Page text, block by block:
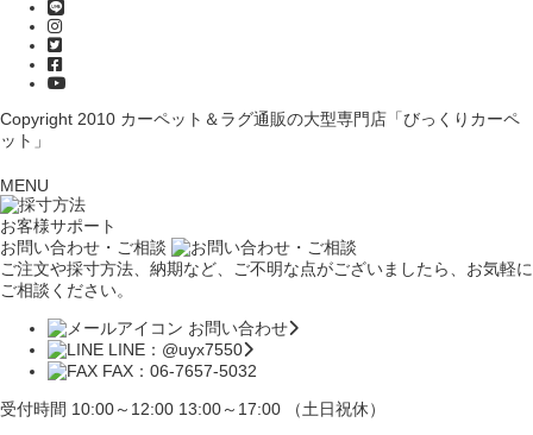
Copyright 2010 カーペット＆ラグ通販の大型専門店「びっくりカーペ
ット」
MENU
お客様サポート
お問い合わせ・ご相談
ご注文や採寸方法、納期など、ご不明な点がございましたら、お気軽に
ご相談ください。
お問い合わせ
LINE：@uyx7550
FAX：06-7657-5032
受付時間 10:00～12:00 13:00～17:00 （土日祝休）